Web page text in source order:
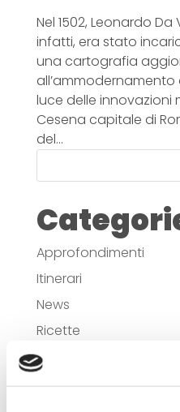
Nel 1502, Leonardo Da
infatti, era stato
una cartografia
luce delle innovazioni
Cesena capitale di
del...
Approfondimenti
Itinerari
News
Ricette
Articoli